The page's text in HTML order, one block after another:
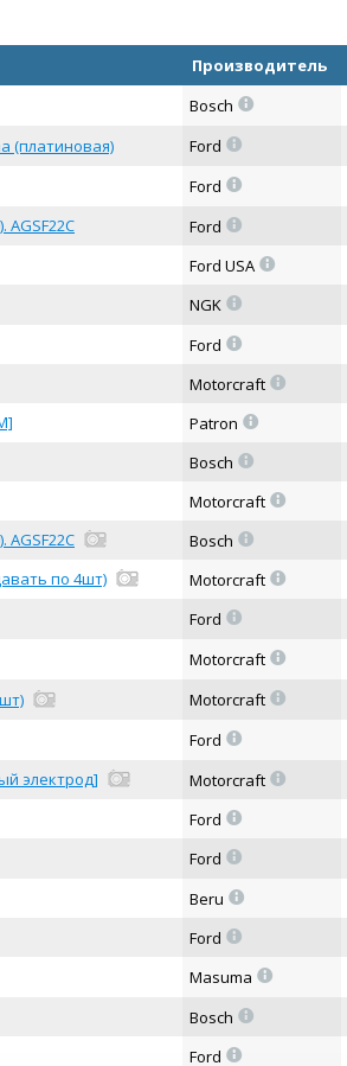
Производитель
Bosch =
(платиновая)
Ford =
Ford =
AGSF22C
Ford =
Ford USA =
NGK =
Ford =
Motorcraft =
Patron =
Bosch =
Motorcraft =
AGSF22C
Bosch =
по 4шт)
Motorcraft =
Ford =
Motorcraft =
Motorcraft =
Ford =
электрод]
Motorcraft =
Ford =
Ford =
Beru =
Ford =
Masuma =
Bosch =
Ford =